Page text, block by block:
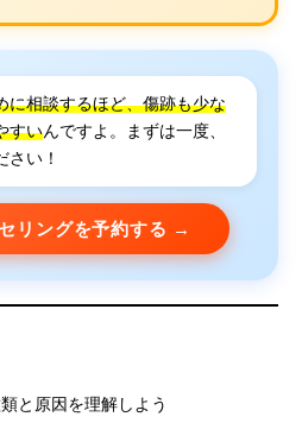
に相談するほど、傷跡も少な
すいんですよ。まずは一度、
さい！
リングを予約する →
と原因を理解しよう